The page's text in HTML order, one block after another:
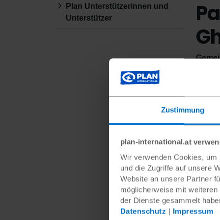
Zustimmung
plan-international.at
Wir verwenden Cookies,
und die Zugriffe auf unsere
Website an unsere Partner
möglicherweise mit
der Dienste gesammelt
Datenschutz | Impressum
Plan Unterstützerinnen und
Unterstützer
Mit
In 20
mit
wir
Das